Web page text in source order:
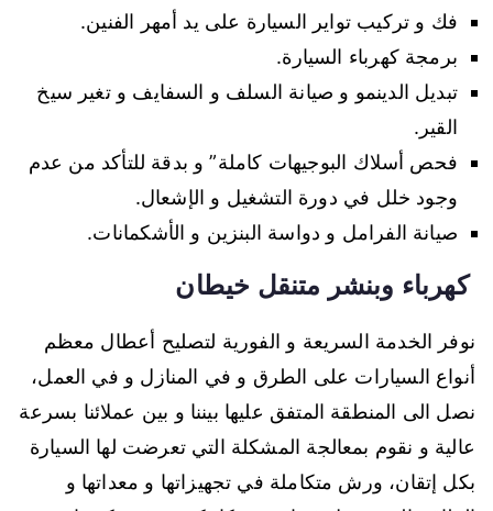
فك و تركيب تواير السيارة على يد أمهر الفنين.
برمجة كهرباء السيارة.
تبديل الدينمو و صيانة السلف و السفايف و تغير سيخ
القير.
فحص أسلاك البوجيهات كاملة” و بدقة للتأكد من عدم
وجود خلل في دورة التشغيل و الإشعال.
صيانة الفرامل و دواسة البنزين و الأشكمانات.
كهرباء وبنشر متنقل خيطان
نوفر الخدمة السريعة و الفورية لتصليح أعطال معظم
أنواع السيارات على الطرق و في المنازل و في العمل،
نصل الى المنطقة المتفق عليها بيننا و بين عملائنا بسرعة
عالية و نقوم بمعالجة المشكلة التي تعرضت لها السيارة
بكل إتقان، ورش متكاملة في تجهيزاتها و معداتها و